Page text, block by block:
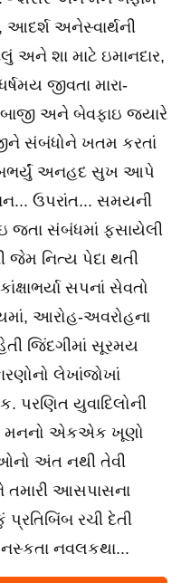
આદર્શ અનેસ્વાર્થની
અને શા માટે ઇમાનદાર,
જીવતા મારા-
અને બેવફાઇ જ્યારે
સંબંધોને ખતમ કરતાં
અનહદ સુખ આપે
ઉપરાંત... સમયની
જતા સંબંધમાં ફસાયેલી
જેમ નિત્ય પેદા થતી
સપનાં સેવતો
આરોહ-અવરોહના
જિંદગીમાં સૂરમય
લેખાંજોખાં
યુવાદિલોની
મનનો એકએક ખૂણો
અંત નથી તેવી
તમારી આસપાસના
પ્રતિબિંબ રચી દેતી
નવલકથા...